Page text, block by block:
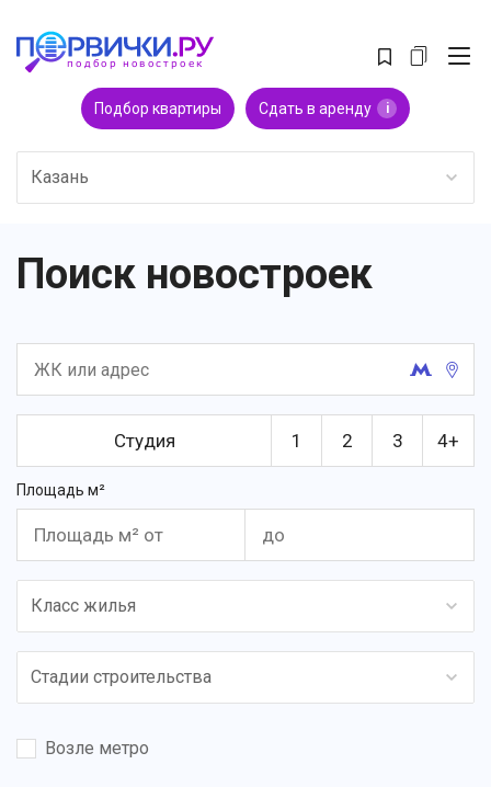
Подбор квартиры Сдать в аренду i
Казань
Поиск новостроек
Студия 1 2 3 4+
Площадь м²
Класс жилья
Стадии строительства
Возле метро